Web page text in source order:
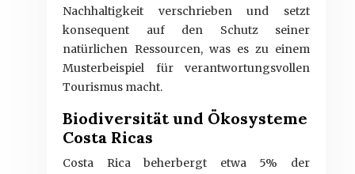
Nachhaltigkeit verschrieben und setzt
konsequent auf den Schutz seiner
natürlichen Ressourcen, was es zu einem
Musterbeispiel für verantwortungsvollen
Tourismus macht.
Biodiversität und Ökosysteme
Costa Ricas
Costa Rica beherbergt etwa 5% der